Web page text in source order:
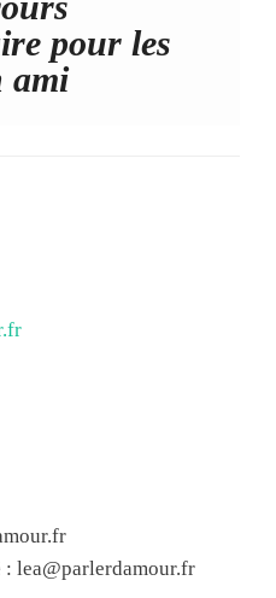
pour les
ami
: lea@parlerdamour.fr